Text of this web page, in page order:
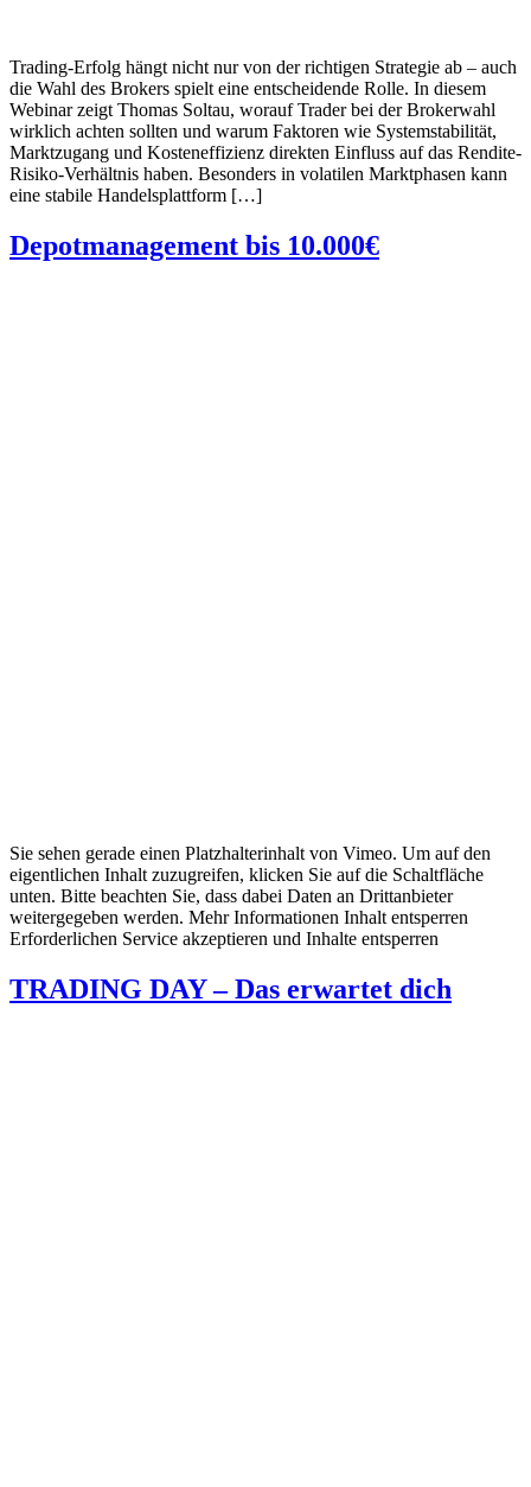
Trading-Erfolg hängt nicht nur von der richtigen Strategie ab – auch
die Wahl des Brokers spielt eine entscheidende Rolle. In diesem
Webinar zeigt Thomas Soltau, worauf Trader bei der Brokerwahl
wirklich achten sollten und warum Faktoren wie Systemstabilität,
Marktzugang und Kosteneffizienz direkten Einfluss auf das Rendite-
Risiko-Verhältnis haben. Besonders in volatilen Marktphasen kann
eine stabile Handelsplattform […]
Depotmanagement bis 10.000€
Sie sehen gerade einen Platzhalterinhalt von Vimeo. Um auf den
eigentlichen Inhalt zuzugreifen, klicken Sie auf die Schaltfläche
unten. Bitte beachten Sie, dass dabei Daten an Drittanbieter
weitergegeben werden. Mehr Informationen Inhalt entsperren
Erforderlichen Service akzeptieren und Inhalte entsperren
TRADING DAY – Das erwartet dich